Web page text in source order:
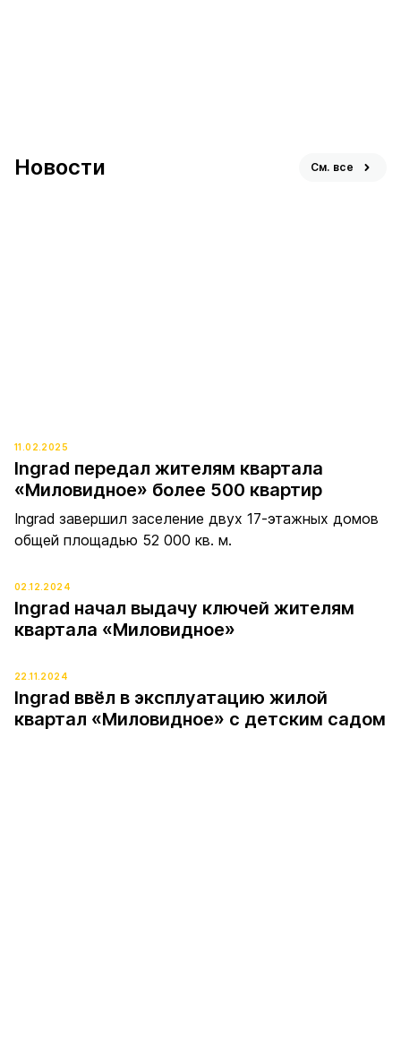
Новости См. все
11.02.2025
Ingrad передал жителям квартала
«Миловидное» более 500 квартир
Ingrad завершил заселение двух 17-этажных домов
общей площадью 52 000 кв. м.
02.12.2024
Ingrad начал выдачу ключей жителям
квартала «Миловидное»
22.11.2024
Ingrad ввёл в эксплуатацию жилой
квартал «Миловидное» с детским садом